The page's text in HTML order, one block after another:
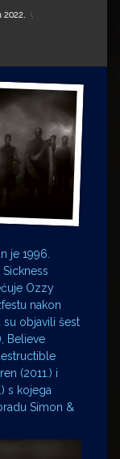
2022.
je 1996.
Ozzy
nakon
su objavili šest
Believe
(2011.) i
s kojega
Simon &